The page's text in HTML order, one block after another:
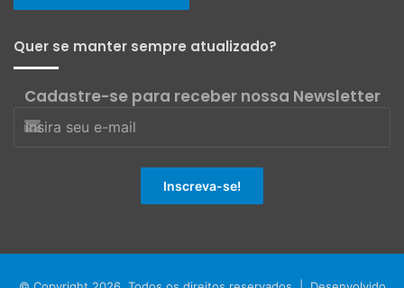
Quer se manter sempre atualizado?
Cadastre-se para receber nossa Newsletter